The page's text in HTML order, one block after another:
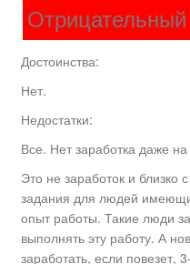
Достоинства:
Нет.
Недостатки:
Все. Нет заработка даже на
Это не заработок и близко
задания для людей
опыт работы. Такие люди
выполнять эту работу. А
заработать, если повезет,